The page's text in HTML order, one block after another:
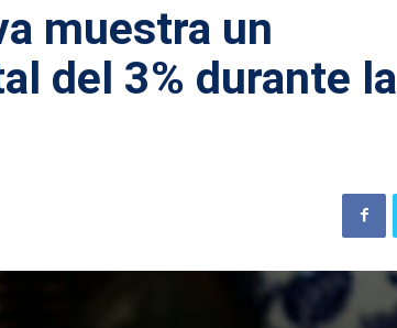
muestra un
del 3% durante la